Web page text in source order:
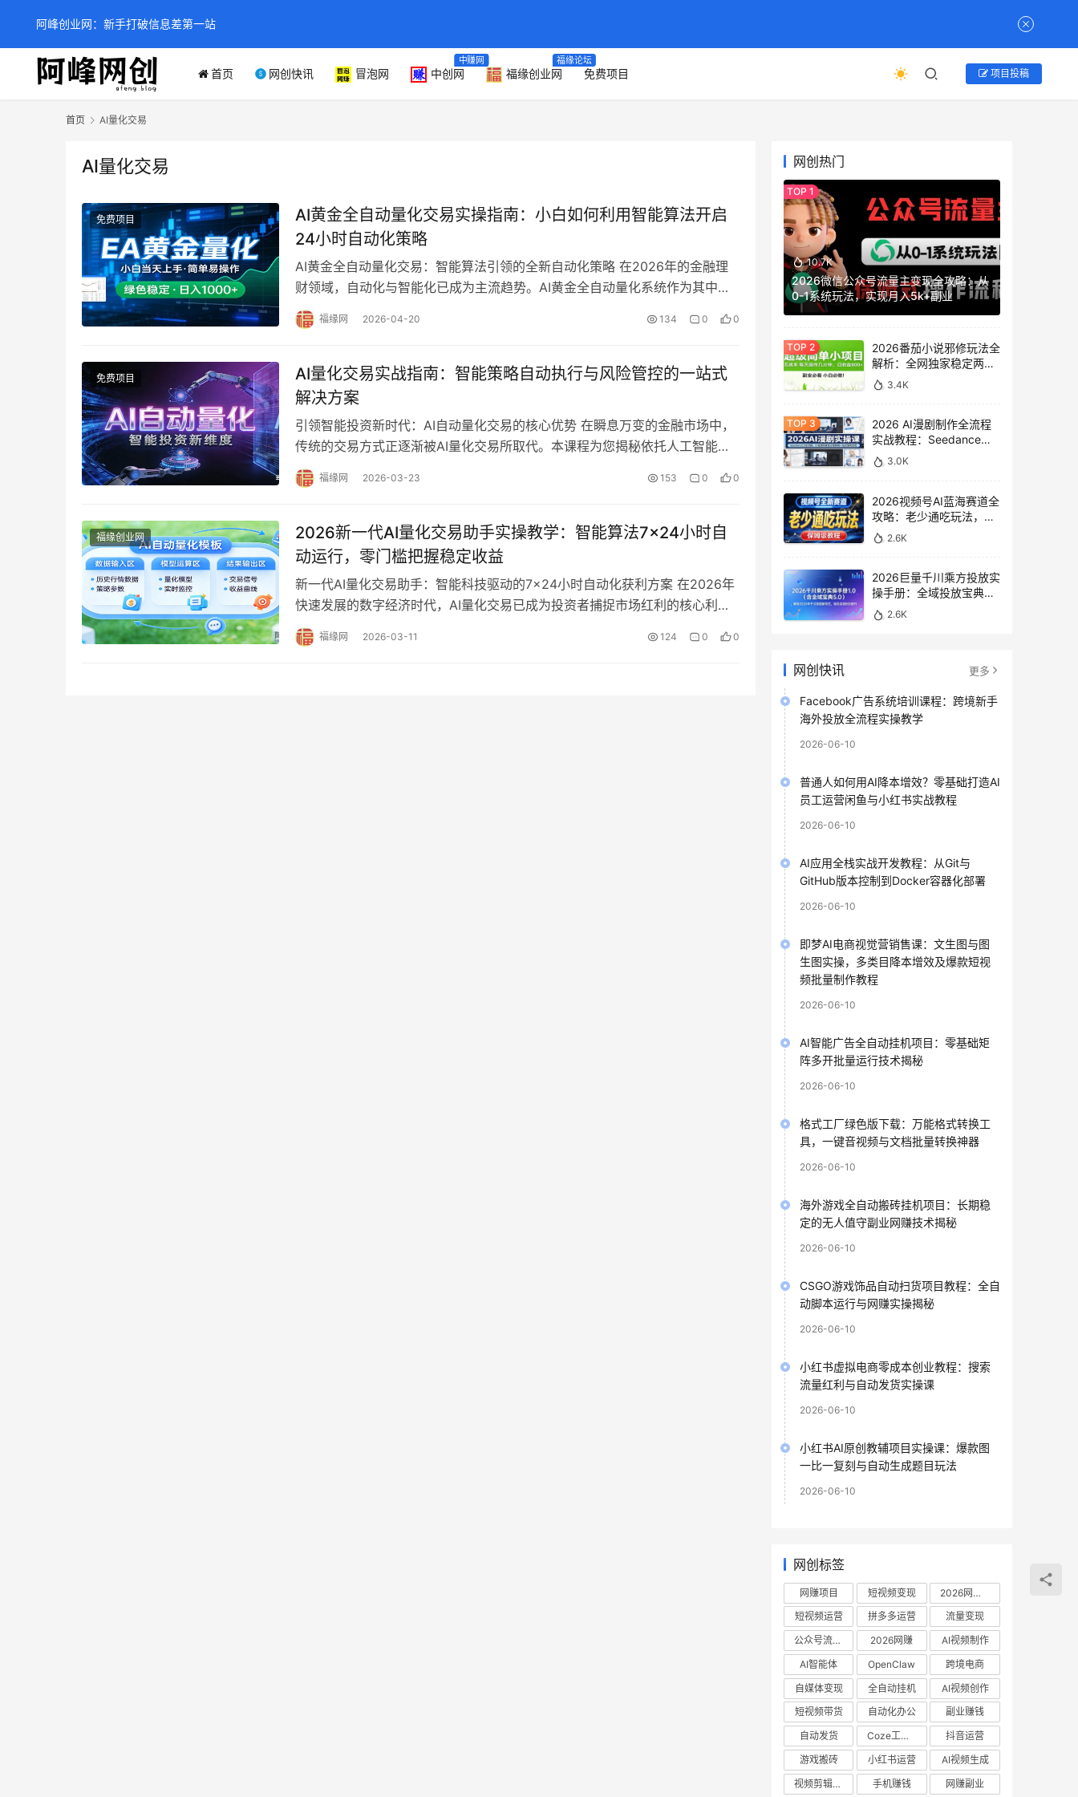
首页 网创快讯 冒泡网 中创网
中赚网
福缘创业网
福缘论坛
免费项目 项目投稿
首页 AI量化交易
AI量化交易
免费项目
AI黄金全自动量化交易实操指南：小白如何利用智能算法开启
24小时自动化策略
AI黄金全自动量化交易：智能算法引领的全新自动化策略 在2026年的金融理
财领域，自动化与智能化已成为主流趋势。AI黄金全自动量化系统作为其中的
佼佼者，通过搭载先进的智能算法，实现…
福缘网 2026-04-20 134 0 0
免费项目
AI量化交易实战指南：智能策略自动执行与风险管控的一站式
解决方案
引领智能投资新时代：AI自动量化交易的核心优势 在瞬息万变的金融市场中，
传统的交易方式正逐渐被AI量化交易所取代。本课程为您揭秘依托人工智能、
大数据与先进算法模型构建的智能化投资体…
福缘网 2026-03-23 153 0 0
福缘创业网
2026新一代AI量化交易助手实操教学：智能算法7x24小时自
动运行，零门槛把握稳定收益
新一代AI量化交易助手：智能科技驱动的7x24小时自动化获利方案 在2026年
快速发展的数字经济时代，AI量化交易已成为投资者捕捉市场红利的核心利
器。今天为您介绍的这款新一代AI量…
福缘网 2026-03-11 124 0 0
网创热门
10.7K
2026微信公众号流量主变现全攻略：从
0-1系统玩法，实现月入5k+副业
2026番茄小说邪修玩法全
解析：全网独家稳定两年
老项目，助你日赚
500+稿费收益
3.4K
2026 AI漫剧制作全流程
实战教程：Seedance
2.0即梦视频生成与小说
授权教学
3.0K
2026视频号AI蓝海赛道全
攻略：老少通吃玩法，零
基础保姆级副业增收教程
2.6K
2026巨量千川乘方投放实
操手册：全域投放宝典
5.0深度解析ROI提升方案
2.6K
网创快讯 更多
Facebook广告系统培训课程：跨境新手
海外投放全流程实操教学
2026-06-10
普通人如何用AI降本增效？零基础打造AI
员工运营闲鱼与小红书实战教程
2026-06-10
AI应用全栈实战开发教程：从Git与
GitHub版本控制到Docker容器化部署
2026-06-10
即梦AI电商视觉营销售课：文生图与图
生图实操，多类目降本增效及爆款短视
频批量制作教程
2026-06-10
AI智能广告全自动挂机项目：零基础矩
阵多开批量运行技术揭秘
2026-06-10
格式工厂绿色版下载：万能格式转换工
具，一键音视频与文档批量转换神器
2026-06-10
海外游戏全自动搬砖挂机项目：长期稳
定的无人值守副业网赚技术揭秘
2026-06-10
CSGO游戏饰品自动扫货项目教程：全自
动脚本运行与网赚实操揭秘
2026-06-10
小红书虚拟电商零成本创业教程：搜索
流量红利与自动发货实操课
2026-06-10
小红书AI原创教辅项目实操课：爆款图
一比一复刻与自动生成题目玩法
2026-06-10
网创标签
网赚项目 短视频变现
2026网赚项目
短视频运营
拼多多运营
流量变现
公众号流量主
2026网赚
AI视频制作
AI智能体
OpenClaw
跨境电商
自媒体变现
全自动挂机
AI视频创作
短视频带货
自动化办公
副业赚钱
自动发货
Coze工作流
抖音运营
游戏搬砖
小红书运营
AI视频生成
视频剪辑教程
手机赚钱 网赚副业
阿峰创业网：新手打破信息差第一站